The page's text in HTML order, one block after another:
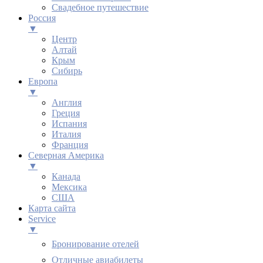
Свадебное путешествие
Россия
▼
Центр
Алтай
Крым
Сибирь
Европа
▼
Англия
Греция
Испания
Италия
Франция
Северная Америка
▼
Канада
Мексика
США
Карта сайта
Service
▼
Бронирование отелей
Отличные авиабилеты